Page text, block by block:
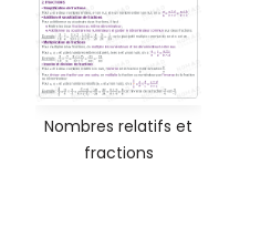
Nombres relatifs et
fractions